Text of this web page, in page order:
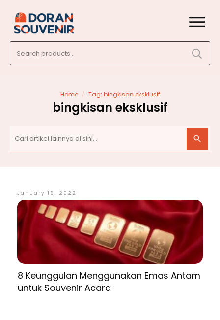
for:
Home / Tag: bingkisan eksklusif
bingkisan eksklusif
January 19, 2022
8 Keunggulan Menggunakan Emas Antam
untuk Souvenir Acara